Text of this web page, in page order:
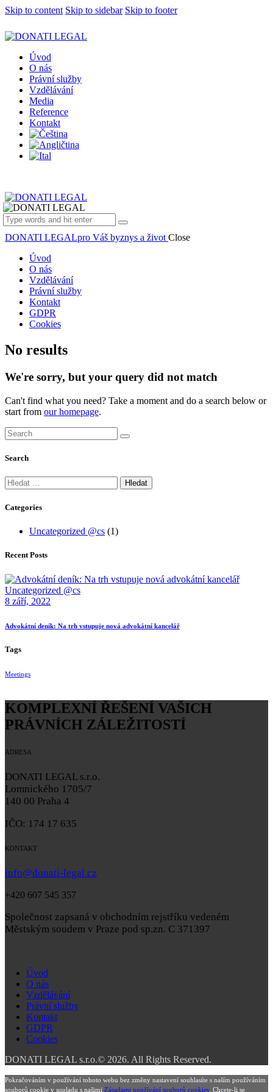
Skip to content Skip to sidebar Skip to footer
Úvod
O nás
Právní služby
Vzdělávání
Media
Reference
Kontakt
DONATI LEGALpro Váš byznys a život Close
Úvod
O nás
Vzdělávání
Právní služby
Kontakt
GDPR
Cookies
No results
We're sorry, but your query did not match
Can't find what you need? Take a moment and do a search below or
start from our homepage.
Search
Vyhledávání
Categories
Uncategorized @cs (1)
Recent Posts
Uncategorized @cs
8 září, 2022
Advokátní deník: Na trh vstupuje nová advokátní kancelář
Tags
Meetings
KOMPLEXNÍ ŘEŠENÍ VAŠICH
PRÁVNÍCH ZÁLEŽITOSTÍ
ADRESA
DONATI LEGAL s.r.o.
Lomnického 1705/7
140 00 Praha 4
IČO: 174 17 635
KONTAKT
info@donati-legal.cz
+420 607 545 357
Společnost zapsaná v obchodním rejstříku vedeném
Městským soudem v Praze pod sp.zn. C 371397
Úvod
O nás
Vzdělávání
Právní služby
Kontakt
GDPR
Cookies
DONATI LEGAL s.r.o.© 2026. All Rights Reserved.
Pokračováním v používání tohoto webu bez změny nastavení souhlasíte s naším používáním
souborů cookie v souladu s našimi Zásadami používání souborů cookies. Chcete-li se